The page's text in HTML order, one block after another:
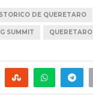
DE QUERETARO
SUMMIT QUERETARO